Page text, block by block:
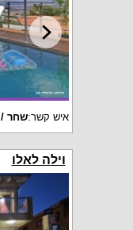
איש קשר:שחר /
וילה לאלו